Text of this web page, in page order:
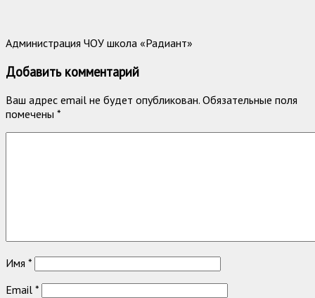
Администрация ЧОУ школа «Радиант»
Добавить комментарий
Ваш адрес email не будет опубликован. Обязательные поля
помечены *
Имя *
Email *